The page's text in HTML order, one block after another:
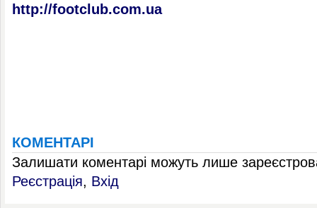
http://footclub.com.ua
КОМЕНТАРІ
Залишати коментарі можуть лише
Реєстрація, Вхід